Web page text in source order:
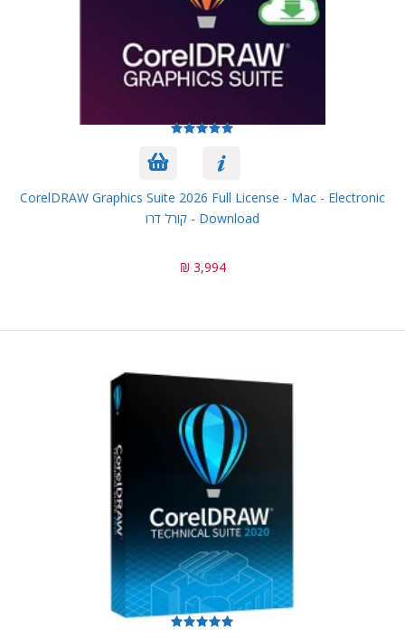
CorelDRAW Graphics Suite 2026 Full License - Mac - Electronic
Download - קורל דרו
3,994 ₪